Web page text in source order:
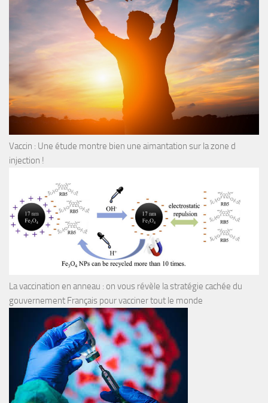
Vaccin : Une étude montre bien une aimantation sur la zone d
injection !
La vaccination en anneau : on vous révèle la stratégie cachée du
gouvernement Français pour vacciner tout le monde